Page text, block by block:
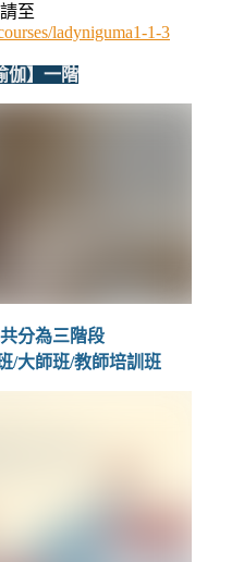
至
ladyniguma1-1-3
伽】一階
分為三階段
/大師班/教師培訓班